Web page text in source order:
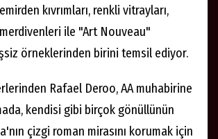
kıvrımları, renkli vitrayları,
ile "Art Nouveau"
örneklerinden birini temsil ediyor.
Rafael Deroo, AA muhabirine
kendisi gibi birçok gönüllünün
çizgi roman mirasını korumak için